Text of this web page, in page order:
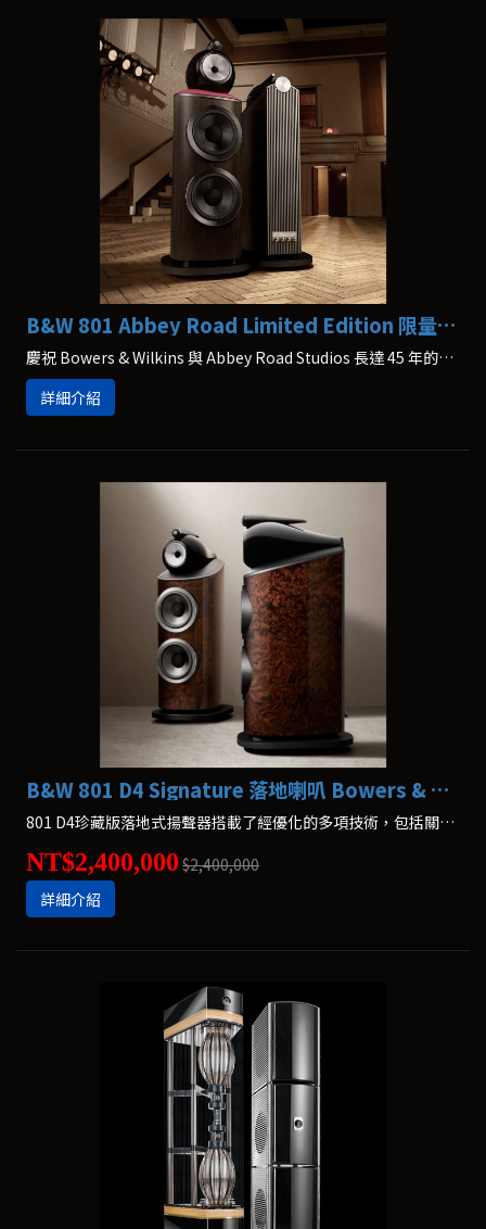
B&W 801 Abbey Road Limited Edition 限量版 Bowers & Wilkins
慶祝 Bowers & Wilkins 與 Abbey Road Studios 長達 45 年的深厚合作，801 Abbey Road 限量版隆重登場。
詳細介紹
B&W 801 D4 Signature 落地喇叭 Bowers & Wilkins
801 D4珍藏版落地式揚聲器搭載了經優化的多項技術，包括關鍵的鑽石振膜高音單元和實心加工高音腔體頂置技術、全新高音單元網罩以及升級版分頻器。
NT$2,400,000 $2,400,000
詳細介紹